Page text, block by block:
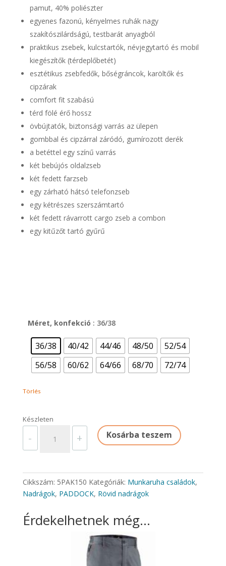
pamut, 40% poliészter
egyenes fazonú, kényelmes ruhák nagy
szakítószilárdságú, testbarát anyagból
praktikus zsebek, kulcstartók, névjegytartó és mobil
kiegészítők (térdeplőbetét)
esztétikus zsebfedők, bőségráncok, karöltők és
cipzárak
comfort fit szabású
térd fölé érő hossz
övbújtatók, biztonsági varrás az ülepen
gombbal és cipzárral záródó, gumírozott derék
a betéttel egy színű varrás
két bebújós oldalzseb
két fedett farzseb
egy zárható hátsó telefonzseb
egy kétrészes szerszámtartó
két fedett rávarrott cargo zseb a combon
egy kitűzőt tartó gyűrű
Méret, konfekció : 36/38
36/38 40/42 44/46 48/50
52/54
56/58
60/62 64/66 68/70 72/74
Törlés
Készleten
-
RÖVIDNADRÁG
mennyiség
+ Kosárba teszem
Cikkszám: 5PAK150 Kategóriák: Munkaruha családok,
Nadrágok, PADDOCK, Rövid nadrágok
Érdekelhetnek még…